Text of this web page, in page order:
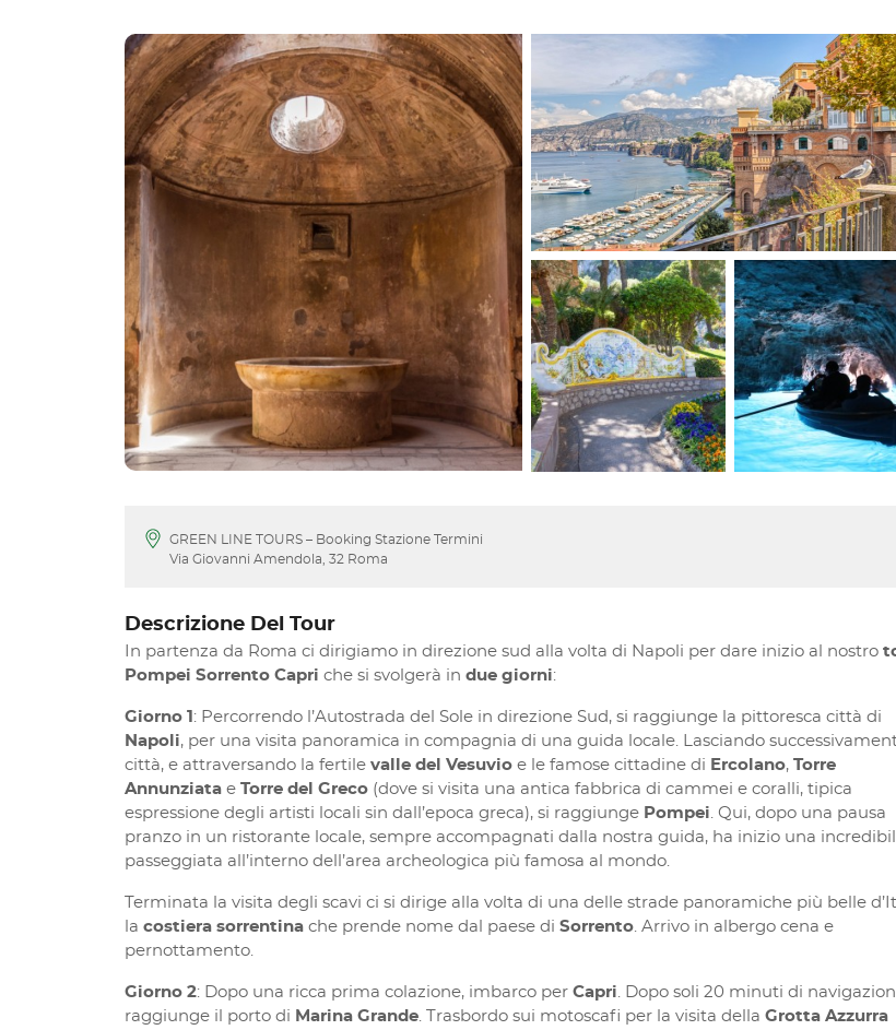
GREEN LINE TOURS – Booking Stazione Termini
Via Giovanni Amendola, 32 Roma
Descrizione Del Tour
In partenza da Roma ci dirigiamo in direzione sud alla volta di Napoli per dare inizio al nostro
Pompei Sorrento Capri che si svolgerà in due giorni:
Giorno 1 : Percorrendo l’Autostrada del Sole in direzione Sud, si raggiunge la pittoresca città di
Napoli, per una visita panoramica in compagnia di una guida locale. Lasciando
città, e attraversando la fertile valle del Vesuvio e le famose cittadine di Ercolano, Torre
Annunziata e Torre del Greco (dove si visita una antica fabbrica di cammei e coralli, tipica
espressione degli artisti locali sin dall’epoca greca), si raggiunge Pompei . Qui, dopo una pausa
pranzo in un ristorante locale, sempre accompagnati dalla nostra guida, ha inizio una
passeggiata all’interno dell’area archeologica più famosa al mondo.
Terminata la visita degli scavi ci si dirige alla volta di una delle strade panoramiche più belle
la costiera sorrentina che prende nome dal paese di Sorrento . Arrivo in albergo cena e
pernottamento.
Giorno 2: Dopo una ricca prima colazione, imbarco per Capri . Dopo soli 20 minuti di
raggiunge il porto di Marina Grande . Trasbordo sui motoscafi per la visita della Grotta Azzurra